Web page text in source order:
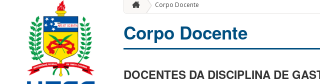
Corpo Docente
Corpo Docente
DOCENTES DA DISCIPLINA DE